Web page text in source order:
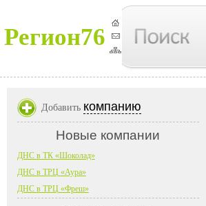
Регион76
Добавить компанию
Новые компании
ДНС в ТК «Шоколад»
ДНС в ТРЦ «Аура»
ДНС в ТРЦ «Фреш»